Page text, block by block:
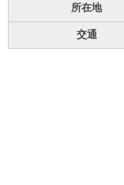
所在地
交通